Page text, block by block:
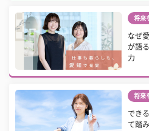
将来
なぜ
が語
力
将来
でき
て踏